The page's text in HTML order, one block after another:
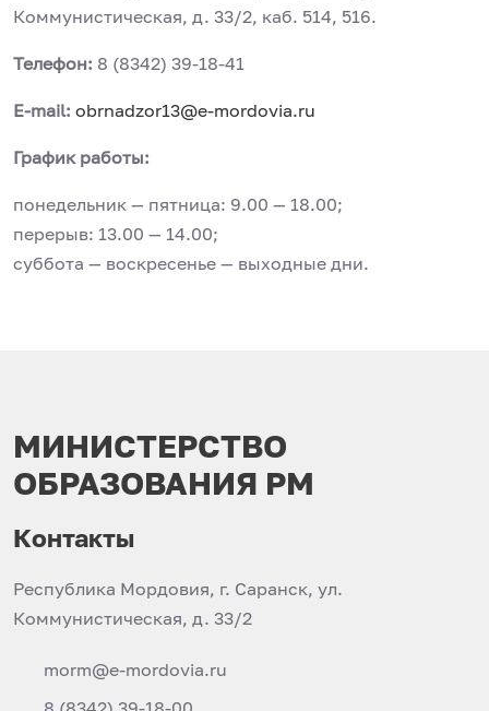
Коммунистическая, д. 33/2, каб. 514, 516.
Телефон: 8 (8342) 39-18-41
E-mail: obrnadzor13@e-mordovia.ru
График работы:
понедельник — пятница: 9.00 — 18.00;
перерыв: 13.00 — 14.00;
суббота — воскресенье — выходные дни.
МИНИСТЕРСТВО
ОБРАЗОВАНИЯ РМ
Контакты
Республика Мордовия, г. Саранск, ул.
Коммунистическая, д. 33/2
morm@e-mordovia.ru